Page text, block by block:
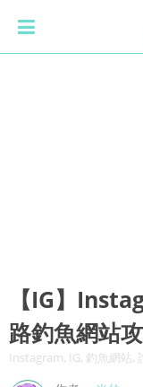
【IG】
路釣魚網站
Instagram, IG, 釣魚網站,